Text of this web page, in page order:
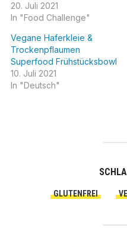
20. Juli 2021
In "Food Challenge"
Vegane Haferkleie &
Trockenpflaumen
Superfood Frühstücksbowl
10. Juli 2021
In "Deutsch"
GLUTENFREI